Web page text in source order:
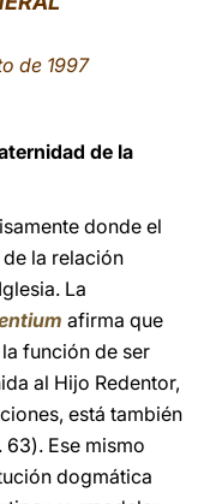
de 1997
de la
donde el
la relación
La
afirma que
función de ser
al Hijo Redentor,
está también
63). Ese mismo
dogmática